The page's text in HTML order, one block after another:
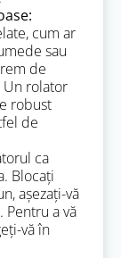
cum ar
sau
de
Un rolator
robust
de
ca
Blocați
așezați-vă
a vă
vă în